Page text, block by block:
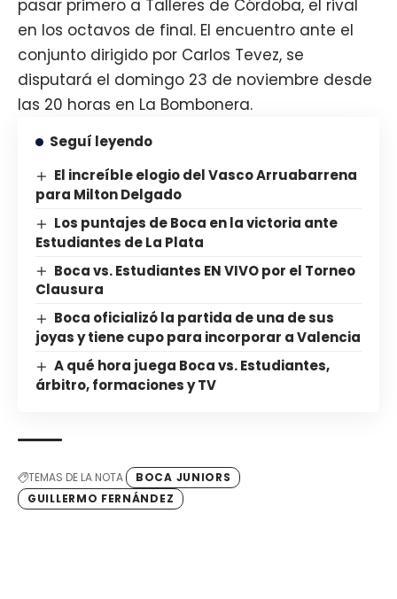
pasar primero a Talleres de Córdoba, el rival
en los octavos de final. El encuentro ante el
conjunto dirigido por Carlos Tevez, se
disputará el domingo 23 de noviembre desde
las 20 horas en La Bombonera.
Seguí leyendo
El increíble elogio del Vasco Arruabarrena
para Milton Delgado
Los puntajes de Boca en la victoria ante
Estudiantes de La Plata
Boca vs. Estudiantes EN VIVO por el Torneo
Clausura
Boca oficializó la partida de una de sus
joyas y tiene cupo para incorporar a Valencia
A qué hora juega Boca vs. Estudiantes,
árbitro, formaciones y TV
TEMAS DE LA NOTA
BOCA JUNIORS
GUILLERMO FERNÁNDEZ